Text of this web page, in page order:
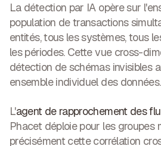
La détection par IA opère sur
population de transactions
entités, tous les systèmes, tous
les périodes. Cette vue cross-
détection de schémas invisibles
ensemble individuel des données.
L'agent de rapprochement des
Phacet déploie pour les groupes
précisément cette corrélation